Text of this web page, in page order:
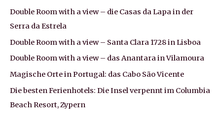
brauchen
Moderatoren
Double Room with a view – die Casas da Lapa in der
Serra da Estrela
Double Room with a view – Santa Clara 1728 in Lisboa
Double Room with a view – das Anantara in Vilamoura
Magische Orte in Portugal: das Cabo São Vicente
Die besten Ferienhotels: Die Insel verpennt im Columbia
Beach Resort, Zypern